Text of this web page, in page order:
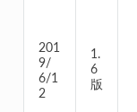
201
9/
6/1
2
1.
6
版